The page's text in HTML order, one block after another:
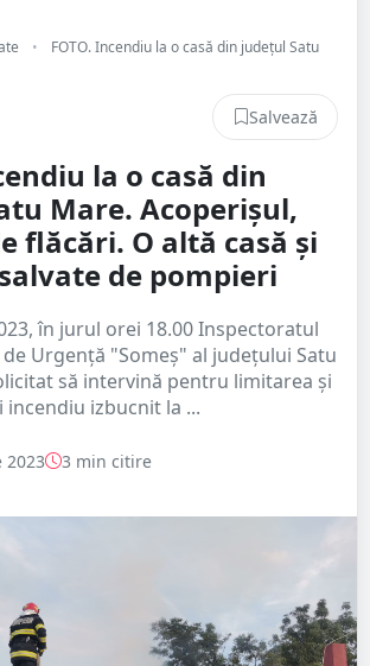
•
FOTO. Incendiu la o casă din județul Satu
Salvează
la o casă din
Mare. Acoperișul,
flăcări. O altă casă și
de pompieri
în jurul orei 18.00 Inspectoratul
Urgenţă "Someș" al judeţului Satu
să intervină pentru limitarea și
izbucnit la ...
2023 3 min citire